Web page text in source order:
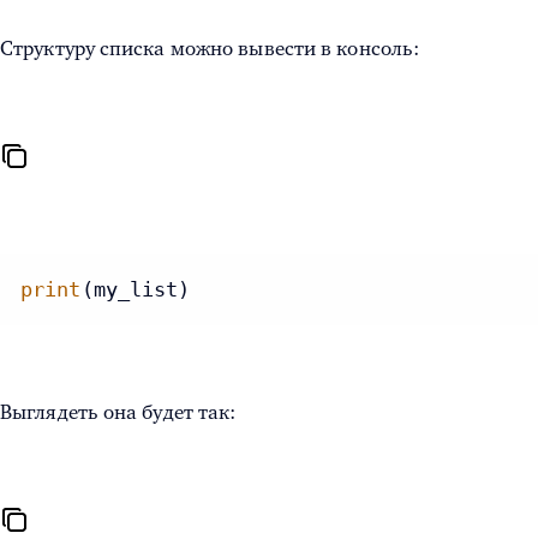
Структуру списка можно вывести в консоль:
print (my_list)
Выглядеть она будет так: